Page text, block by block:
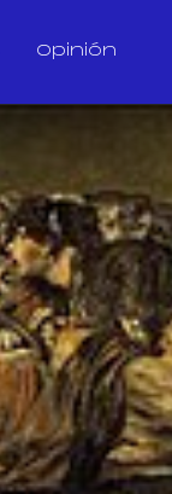
Opinión